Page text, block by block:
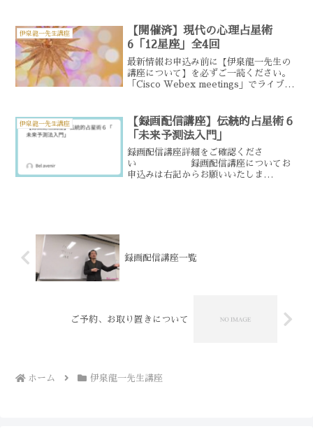
信講座を中止させていただくことにしま
した。楽しみにしていただ...
伊泉龍一先生講座
【開催済】現代の心理占星術
6「12星座」全4回
最新情報お申込み前に【伊泉龍一先生の
講座について】を必ずご一読ください。
「Cisco Webex meetings」でライブ配
いたします。講座詳細「12星座」を基
本...
伊泉龍一先生講座
【録画配信講座】伝統的占星術６
「未来予測法入門」
録画配信講座詳細をご確認くださ
い 録画配信講座についてお
申込みは右記からお願いいたしま
録画配信講座一覧
ご予約、お取り置きについて
ホーム 伊泉龍一先生講座